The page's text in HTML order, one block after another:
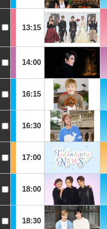
13:15
14:00
16:15
16:30
17:00
18:00
18:30